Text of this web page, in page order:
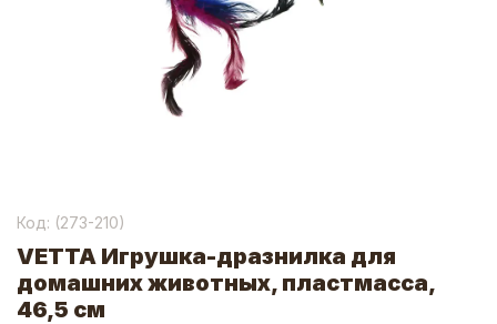
Код: (273-210)
VETTA Игрушка-дразнилка для
домашних животных, пластмасса,
46,5 см